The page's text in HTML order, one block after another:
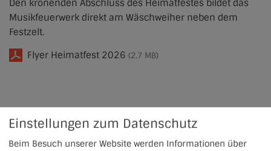
Den krönenden Abschluss des Heimatfestes bildet das
Musikfeuerwerk direkt am Wäschweiher neben dem
Festzelt.
Flyer Heimatfest 2026 (2,7 MB)
Einstellungen zum Datenschutz
Beim Besuch unserer Website werden Informationen über